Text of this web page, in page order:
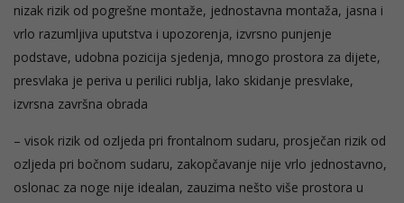
nizak rizik od pogrešne montaže, jednostavna montaža, jasna i
vrlo razumljiva uputstva i upozorenja, izvrsno punjenje
podstave, udobna pozicija sjedenja, mnogo prostora za dijete,
presvlaka je periva u perilici rublja, lako skidanje presvlake,
izvrsna završna obrada
– visok rizik od ozljeda pri frontalnom sudaru, prosječan rizik od
ozljeda pri bočnom sudaru, zakopčavanje nije vrlo jednostavno,
oslonac za noge nije idealan, zauzima nešto više prostora u